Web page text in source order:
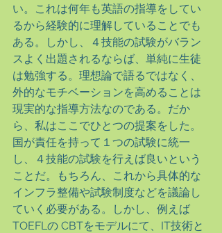
い。これは何年も英語の指導をしてい
るから経験的に理解していることでも
ある。しかし、４技能の試験がバラン
スよく出題されるならば、単純に生徒
は勉強する。理想論で語るではなく、
外的なモチベーションを高めることは
現実的な指導方法なのである。だか
ら、私はここでひとつの提案をした。
国が責任を持って１つの試験に統一
し、４技能の試験を行えば良いという
ことだ。もちろん、これから具体的な
インフラ整備や試験制度などを議論し
ていく必要がある。しかし、例えば
TOEFLの CBTをモデルにて、IT技術と